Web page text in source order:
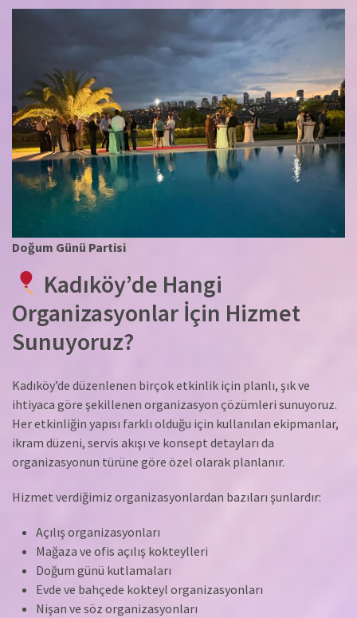
Doğum Günü Partisi
Kadıköy’de Hangi
Organizasyonlar İçin Hizmet
Sunuyoruz?
Kadıköy’de düzenlenen birçok etkinlik için planlı, şık ve
ihtiyaca göre şekillenen organizasyon çözümleri sunuyoruz.
Her etkinliğin yapısı farklı olduğu için kullanılan ekipmanlar,
ikram düzeni, servis akışı ve konsept detayları da
organizasyonun türüne göre özel olarak planlanır.
Hizmet verdiğimiz organizasyonlardan bazıları şunlardır:
Açılış organizasyonları
Mağaza ve ofis açılış kokteylleri
Doğum günü kutlamaları
Evde ve bahçede kokteyl organizasyonları
Nişan ve söz organizasyonları